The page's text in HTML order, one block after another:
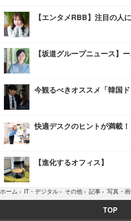
【エンタメRBB】注目の人
【坂道グループニュース】
今観るべきオススメ「韓国ド
快適デスクのヒントが満載
【進化するオフィス】
ホーム › IT・デジタル › その他 › 記事 › 写真・
TOP